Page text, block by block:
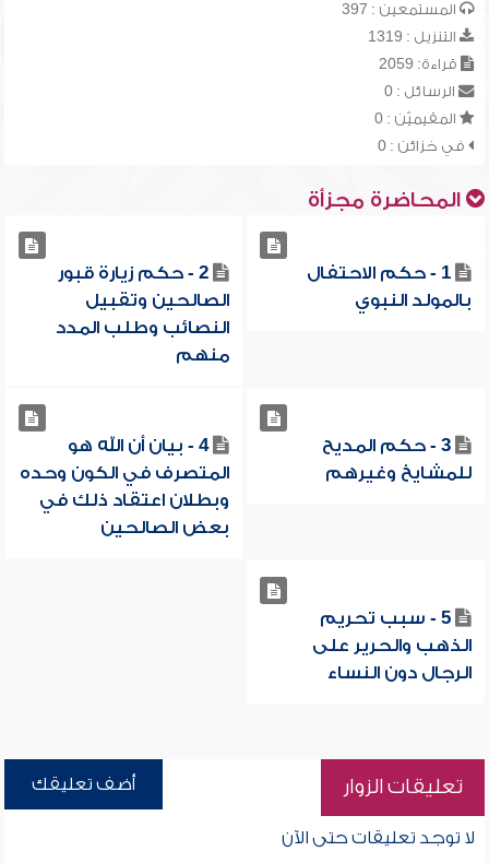
المستمعين : 397
التنزيل : 1319
قراءة: 2059
الرسائل : 0
المقيميّن : 0
في خزائن : 0
المحاضرة مجزأة
1 - حكم الاحتفال
بالمولد النبوي
2 - حكم زيارة قبور
الصالحين وتقبيل
النصائب وطلب المدد
منهم
3 - حكم المديح
للمشايخ وغيرهم
4 - بيان أن الله هو
المتصرف في الكون وحده
وبطلان اعتقاد ذلك في
بعض الصالحين
5 - سبب تحريم
الذهب والحرير على
الرجال دون النساء
تعليقات الزوار أضف تعليقك
لا توجد تعليقات حتى الآن